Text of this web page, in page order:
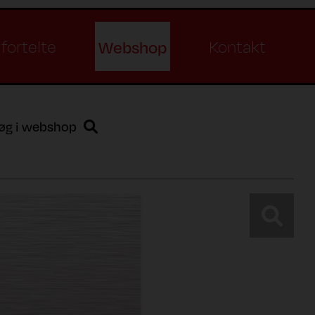
Webshop Kontakt
i webshop